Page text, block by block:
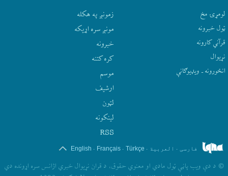
لومړۍ مخ
ټول خبرونه
قرآني کارونه
نړيوال
انځورونه ـ ویډیوګانې
زمونږ په هکله
مونږ سره اړيکه
‫خبرونه
کره کتنه
موسم
ارشيف
لټون
لينکونه
RSS
فارسی . العربیة .
Türkçe
.
Français
.
English
© د دې ويب پاڼې ټول مادي او معنوي حقوق، د قران نړيوال خبري اژانس سره اړونده دي